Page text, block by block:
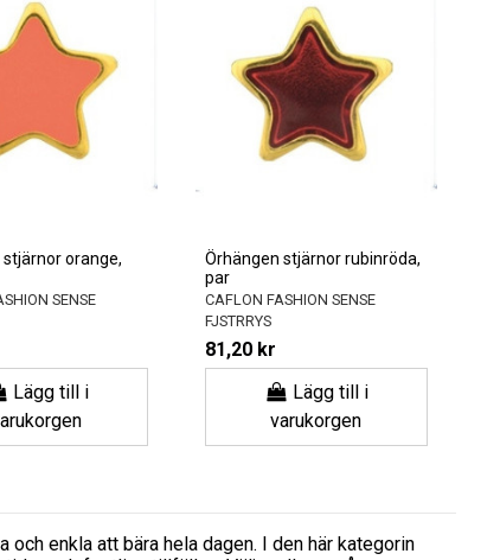
orange,
SENSE
Lägg till i
Örhängen stjärnor rubinröda,
par
CAFLON FASHION SENSE
FJSTRRYS
81,20 kr
Lägg till i
varukorgen
och enkla att bära hela dagen. I den här kategorin